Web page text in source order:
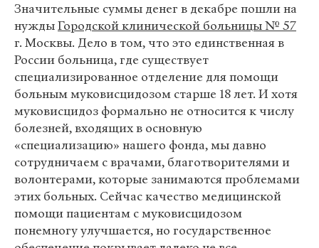
Значительные суммы денег в декабре пошли на
нуждыГородской клинической больницы № 57
г. Москвы. Дело в том, что это единственная в
России больница, где существует
специализированное отделение для помощи
больным муковисцидозом старше 18 лет. И хотя
муковисцидоз формально не относится к числу
болезней, входящих в основную
«специализацию» нашего фонда, мы давно
сотрудничаем с врачами, благотворителями и
волонтерами, которые занимаются проблемами
этих больных. Сейчас качество медицинской
помощи пациентам с муковисцидозом
понемногу улучшается, но государственное